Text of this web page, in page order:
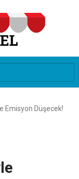
Emisyon Düşecek!